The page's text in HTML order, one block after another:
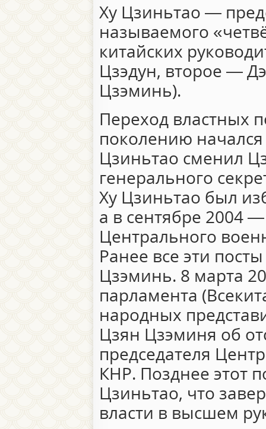
Ху Цзиньтао —
называемого
китайских
Цзэдун, второе —
Цзэминь).
Переход властных
поколению начался
Цзиньтао сменил
генерального
Ху Цзиньтао был
а в сентябре 2004
Центрального
Ранее все эти
Цзэминь. 8 марта
парламента
народных
Цзян Цзэминя об
председателя
КНР. Позднее этот
Цзиньтао, что
власти в высшем